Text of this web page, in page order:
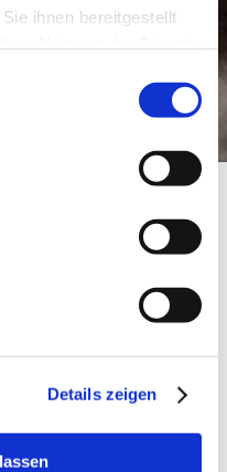
ihnen bereitgestellt
Details zeigen
die Richtung an. Doch: „Man kann